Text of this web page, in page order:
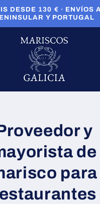
DESDE 130 € · ENVÍOS
Y PORTUGAL
y
de
para